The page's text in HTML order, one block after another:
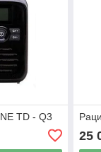
TD - Q3
25